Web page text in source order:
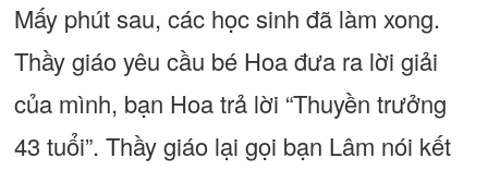
Mấy phút sau, các học sinh đã làm xong.
Thầy giáo yêu cầu bé Hoa đưa ra lời giải
của mình, bạn Hoa trả lời “Thuyền trưởng
43 tuổi”. Thầy giáo lại gọi bạn Lâm nói kết